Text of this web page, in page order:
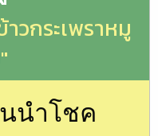
าวกระเพราหมู
นำโชค